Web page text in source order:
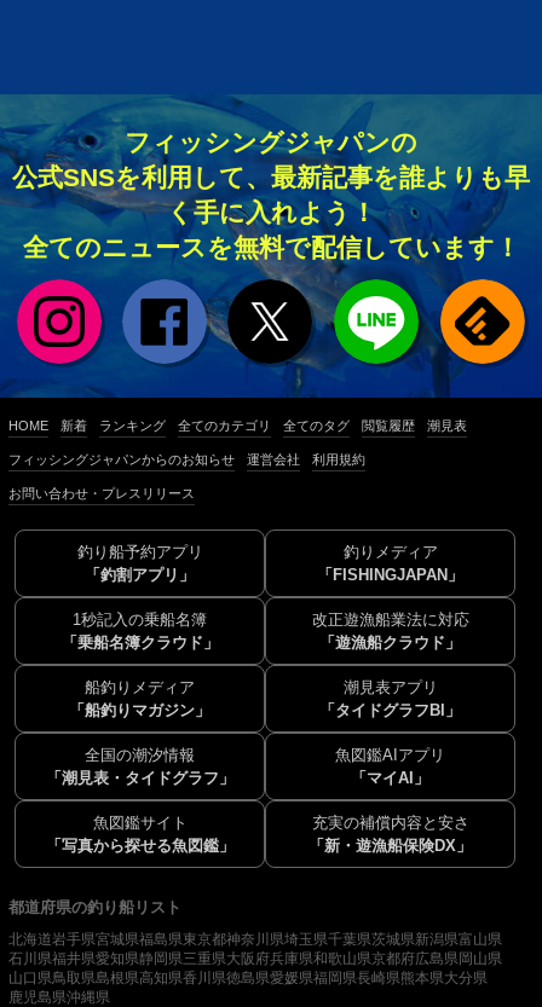
フィッシングジャパンの
公式SNSを利用して、最新記事を誰よりも早
く手に入れよう！
全てのニュースを無料で配信しています！
HOME 新着 ランキング 全てのカテゴリ 全てのタグ 閲覧履歴 潮見表
フィッシングジャパンからのお知らせ 運営会社 利用規約
お問い合わせ・プレスリリース
釣り船予約アプリ
「釣割アプリ」
釣りメディア
「FISHINGJAPAN」
1秒記入の乗船名簿
「乗船名簿クラウド」
改正遊漁船業法に対応
「遊漁船クラウド」
船釣りメディア
「船釣りマガジン」
潮見表アプリ
「タイドグラフBI」
全国の潮汐情報
「潮見表・タイドグラフ」
魚図鑑AIアプリ
「マイAI」
魚図鑑サイト
「写真から探せる魚図鑑」
充実の補償内容と安さ
「新・遊漁船保険DX」
都道府県の釣り船リスト
北海道岩手県宮城県福島県東京都神奈川県埼玉県千葉県茨城県新潟県富山県
石川県福井県愛知県静岡県三重県大阪府兵庫県和歌山県京都府広島県岡山県
山口県鳥取県島根県高知県香川県徳島県愛媛県福岡県長崎県熊本県大分県
鹿児島県沖縄県